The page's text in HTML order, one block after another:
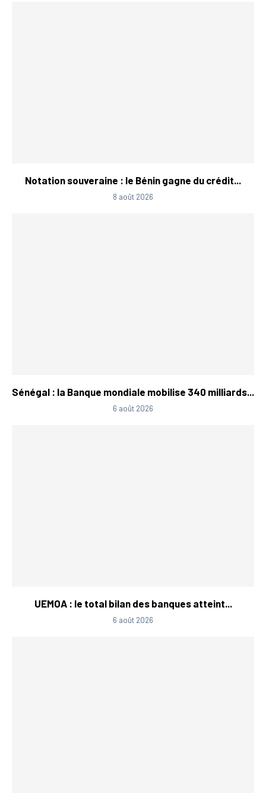
Notation souveraine : le Bénin gagne du crédit...
8 août 2026
Sénégal : la Banque mondiale mobilise 340 milliards...
6 août 2026
UEMOA : le total bilan des banques atteint...
6 août 2026